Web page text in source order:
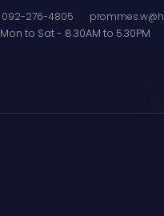
092-276-4805
Mon to Sat - 8.30AM to 5.30PM